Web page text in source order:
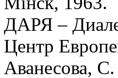
ДАРЯ –
Центр
Аванесова,